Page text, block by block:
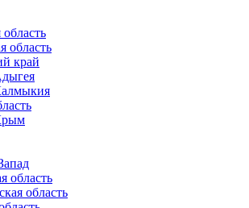
область
край
область
область